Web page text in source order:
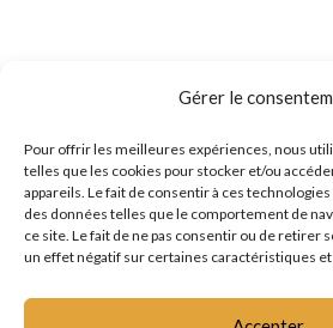
Gérer le
Pour offrir les meilleures expériences, nous
telles que les cookies pour stocker et/ou
appareils. Le fait de consentir à ces
des données telles que le comportement de
ce site. Le fait de ne pas consentir ou de retirer
un effet négatif sur certaines caractéristiques